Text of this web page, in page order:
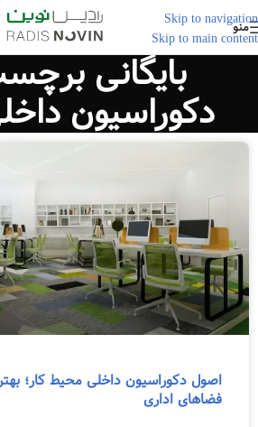
Skip to navigation
Skip to main content
منو
بایگانی
دکوراسیون
اصول دکوراسیون داخلی محیط کار؛
فضاهای اداری